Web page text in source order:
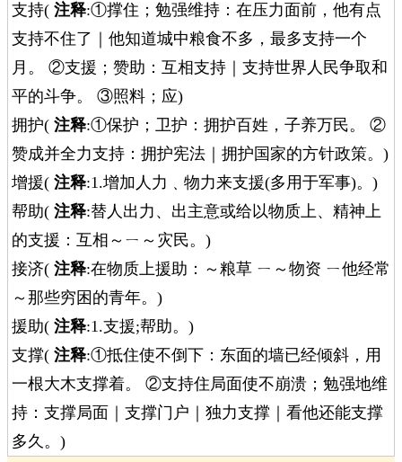
支持( 注释:①撑住；勉强维持：在压力面前，他有点
支持不住了｜他知道城中粮食不多，最多支持一个
月。 ②支援；赞助：互相支持｜支持世界人民争取和
平的斗争。 ③照料；应)
拥护( 注释:①保护；卫护：拥护百姓，子养万民。 ②
赞成并全力支持：拥护宪法｜拥护国家的方针政策。)
增援( 注释:1.增加人力﹑物力来支援(多用于军事)。)
帮助( 注释:替人出力、出主意或给以物质上、精神上
的支援：互相～ㄧ～灾民。)
接济( 注释:在物质上援助：～粮草 ㄧ～物资 ㄧ他经常
～那些穷困的青年。)
援助( 注释:1.支援;帮助。)
支撑( 注释:①抵住使不倒下：东面的墙已经倾斜，用
一根大木支撑着。 ②支持住局面使不崩溃；勉强地维
持：支撑局面｜支撑门户｜独力支撑｜看他还能支撑
多久。)